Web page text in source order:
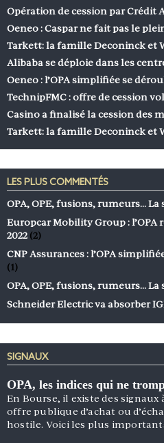
Opération de cession par Crédit
Oeneo : Caspar ne fait pas le
Tarkett: la famille Deconinck et
Alibaba se déploie dans les
Oeneo : l’OPA simplifiée se
TechnipFMC : offre de cession
Casino a finalisé la cession des
Tarkett: la famille Deconinck et
LES PLUS COMMENTÉS
OPA, OPE, fusions, rumeurs…
Europcar Mobility Group : l’OPA
2022 (2)
CNP Assurances : l’OPA
(1)
OPA, OPE, fusions, rumeurs…
Schneider Electric va absorber
SIGNAUX
OPA, les indices qui ne
En Bourse, il existe des
offre publique d’achat ou
hostile. Voici les plus